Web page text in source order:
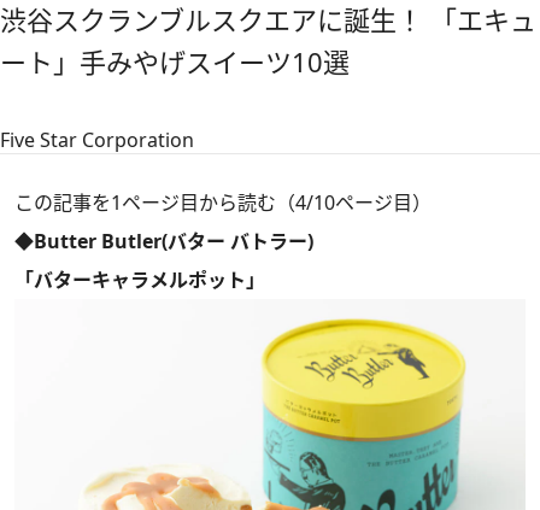
渋谷スクランブルスクエアに誕生！ 「エキュ
ート」手みやげスイーツ10選
Five Star Corporation
この記事を1ページ目から読む（4/10ページ目）
◆Butter Butler(バター バトラー)
「バターキャラメルポット」